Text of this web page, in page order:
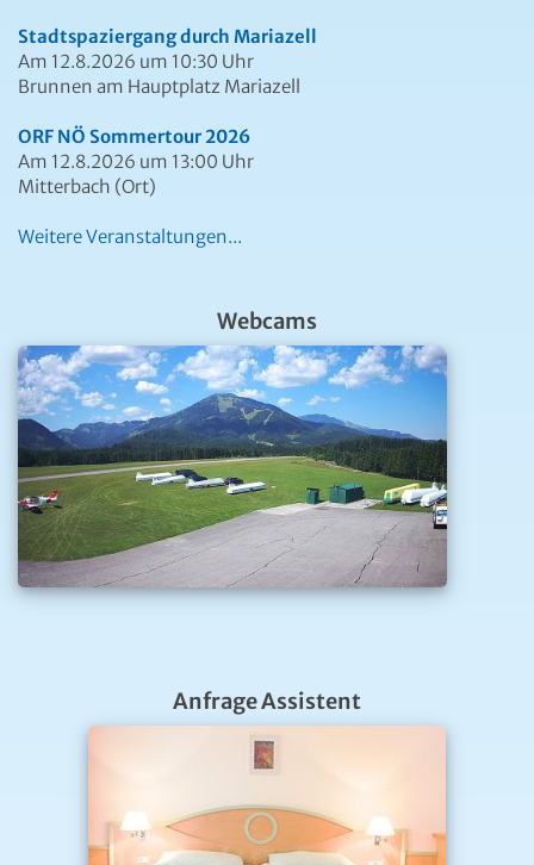
Stadtspaziergang durch Mariazell
Am 12.8.2026 um 10:30 Uhr
Brunnen am Hauptplatz Mariazell
ORF NÖ Sommertour 2026
Am 12.8.2026 um 13:00 Uhr
Mitterbach (Ort)
Weitere Veranstaltungen...
Webcams
Anfrage Assistent